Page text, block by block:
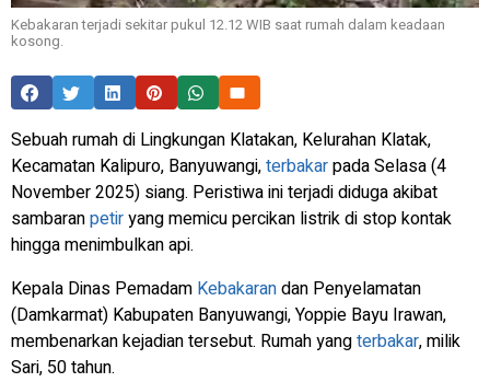
Kebakaran terjadi sekitar pukul 12.12 WIB saat rumah dalam keadaan
kosong.
Sebuah rumah di Lingkungan Klatakan, Kelurahan Klatak,
Kecamatan Kalipuro, Banyuwangi,terbakarpada Selasa (4
November 2025) siang. Peristiwa ini terjadi diduga akibat
sambaranpetiryang memicu percikan listrik di stop kontak
hingga menimbulkan api.
Kepala Dinas Pemadam Kebakarandan Penyelamatan
(Damkarmat) Kabupaten Banyuwangi, Yoppie Bayu Irawan,
membenarkan kejadian tersebut. Rumah yangterbakar, milik
Sari, 50 tahun.